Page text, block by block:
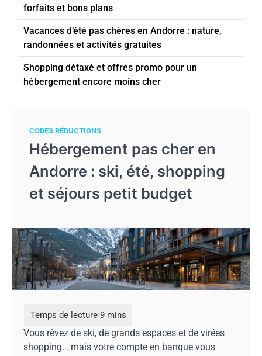
CODES RÉDUCTIONS
Hébergement pas cher en
Andorre : ski, été, shopping
et séjours petit budget
Vous rêvez de ski, de grands espaces et de virées
shopping… mais votre compte en banque vous
forfaits et bons plans
Vacances d’été pas chères en Andorre : nature,
randonnées et activités gratuites
Shopping détaxé et offres promo pour un
hébergement encore moins cher